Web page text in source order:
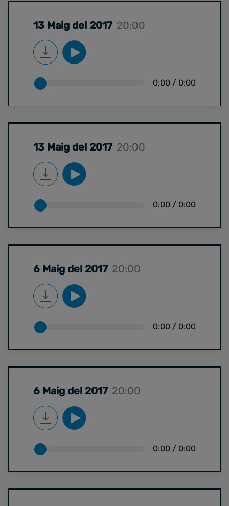
13 Maig del 2017 20:00
0:00 / 0:00
13 Maig del 2017 20:00
0:00 / 0:00
6 Maig del 2017 20:00
0:00 / 0:00
6 Maig del 2017 20:00
0:00 / 0:00